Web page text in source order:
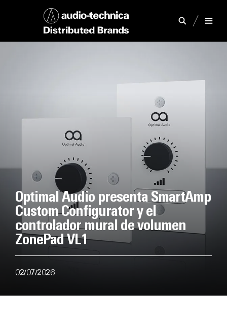
Optimal Audio presenta SmartAmp
Custom Configurator y el
controlador mural de volumen
ZonePad VL1
02/07/2026